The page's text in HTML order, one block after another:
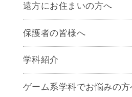
遠方にお住まいの方へ
保護者の皆様へ
学科紹介
ゲームクリエイター学科
CG学科
ゲーム系学科でお悩みの方